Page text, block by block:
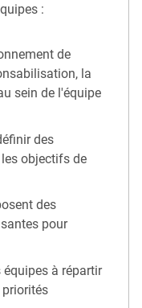
:
de
la
sein de l'équipe
des
objectifs de
des
pour
à répartir